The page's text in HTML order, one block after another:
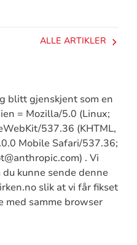
ALLE ARTIKLER
blitt gjenskjent som en
= Mozilla/5.0 (Linux;
537.36 (KHTML,
Mobile Safari/537.36;
. Vi
kunne sende denne
slik at vi får fikset
med samme browser